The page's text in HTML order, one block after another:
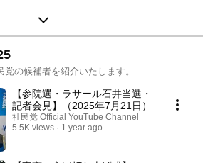
の候補者を紹介いたします。
【参院選・ラサール石井当選・
記者会見】（2025年7月21日）
社民党 Official YouTube Channel
5.5K views
1 year ago